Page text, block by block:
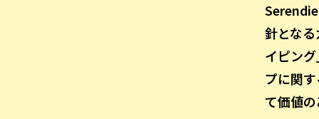
針とな
イピン
プに関
て価値